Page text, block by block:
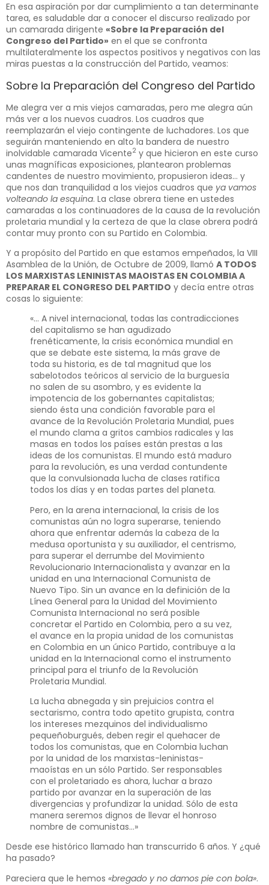
En esa aspiración por dar cumplimiento a tan determinante
tarea, es saludable dar a conocer el discurso realizado por
un camarada dirigente «Sobre la Preparación del
Congreso del Partido» en el que se confronta
multilateralmente los aspectos positivos y negativos con las
miras puestas a la construcción del Partido, veamos:
Sobre la Preparación del Congreso del Partido
Me alegra ver a mis viejos camaradas, pero me alegra aún
más ver a los nuevos cuadros. Los cuadros que
reemplazarán el viejo contingente de luchadores. Los que
seguirán manteniendo en alto la bandera de nuestro
inolvidable camarada Vicente2 y que hicieron en este curso
unas magníficas exposiciones, plantearon problemas
candentes de nuestro movimiento, propusieron ideas… y
que nos dan tranquilidad a los viejos cuadros que ya vamos
volteando la esquina. La clase obrera tiene en ustedes
camaradas a los continuadores de la causa de la revolución
proletaria mundial y la certeza de que la clase obrera podrá
contar muy pronto con su Partido en Colombia.
Y a propósito del Partido en que estamos empeñados, la VIII
Asamblea de la Unión, de Octubre de 2009, llamó A TODOS
LOS MARXISTAS LENINISTAS MAOISTAS EN COLOMBIA A
PREPARAR EL CONGRESO DEL PARTIDO y decía entre otras
cosas lo siguiente:
«… A nivel internacional, todas las contradicciones
del capitalismo se han agudizado
frenéticamente, la crisis económica mundial en
que se debate este sistema, la más grave de
toda su historia, es de tal magnitud que los
sabelotodos teóricos al servicio de la burguesía
no salen de su asombro, y es evidente la
impotencia de los gobernantes capitalistas;
siendo ésta una condición favorable para el
avance de la Revolución Proletaria Mundial, pues
el mundo clama a gritos cambios radicales y las
masas en todos los países están prestas a las
ideas de los comunistas. El mundo está maduro
para la revolución, es una verdad contundente
que la convulsionada lucha de clases ratifica
todos los días y en todas partes del planeta.
Pero, en la arena internacional, la crisis de los
comunistas aún no logra superarse, teniendo
ahora que enfrentar además la cabeza de la
medusa oportunista y su auxiliador, el centrismo,
para superar el derrumbe del Movimiento
Revolucionario Internacionalista y avanzar en la
unidad en una Internacional Comunista de
Nuevo Tipo. Sin un avance en la definición de la
Línea General para la Unidad del Movimiento
Comunista Internacional no será posible
concretar el Partido en Colombia, pero a su vez,
el avance en la propia unidad de los comunistas
en Colombia en un único Partido, contribuye a la
unidad en la Internacional como el instrumento
principal para el triunfo de la Revolución
Proletaria Mundial.
La lucha abnegada y sin prejuicios contra el
sectarismo, contra todo apetito grupista, contra
los intereses mezquinos del individualismo
pequeñoburgués, deben regir el quehacer de
todos los comunistas, que en Colombia luchan
por la unidad de los marxistas-leninistas-
maoístas en un sólo Partido. Ser responsables
con el proletariado es ahora, luchar a brazo
partido por avanzar en la superación de las
divergencias y profundizar la unidad. Sólo de esta
manera seremos dignos de llevar el honroso
nombre de comunistas…»
Desde ese histórico llamado han transcurrido 6 años. Y ¿qué
ha pasado?
Pareciera que le hemos «bregado y no damos pie con bola».